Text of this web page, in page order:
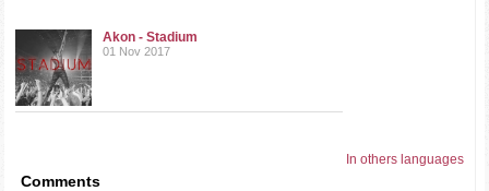
Akon - Stadium
01 Nov 2017
In others languages
Comments